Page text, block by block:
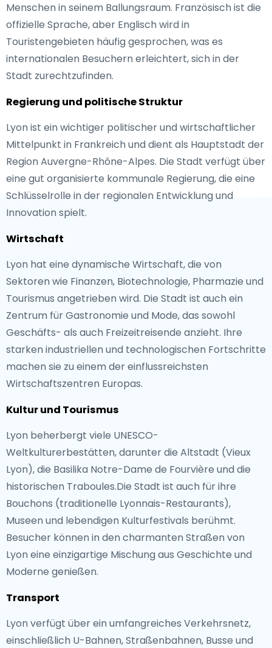
Menschen in seinem Ballungsraum. Französisch ist die
offizielle Sprache, aber Englisch wird in
Touristengebieten häufig gesprochen, was es
internationalen Besuchern erleichtert, sich in der
Stadt zurechtzufinden.
Regierung und politische Struktur
Lyon ist ein wichtiger politischer und wirtschaftlicher
Mittelpunkt in Frankreich und dient als Hauptstadt der
Region Auvergne-Rhône-Alpes. Die Stadt verfügt über
eine gut organisierte kommunale Regierung, die eine
Schlüsselrolle in der regionalen Entwicklung und
Innovation spielt.
Wirtschaft
Lyon hat eine dynamische Wirtschaft, die von
Sektoren wie Finanzen, Biotechnologie, Pharmazie und
Tourismus angetrieben wird. Die Stadt ist auch ein
Zentrum für Gastronomie und Mode, das sowohl
Geschäfts- als auch Freizeitreisende anzieht. Ihre
starken industriellen und technologischen Fortschritte
machen sie zu einem der einflussreichsten
Wirtschaftszentren Europas.
Kultur und Tourismus
Lyon beherbergt viele UNESCO-
Weltkulturerbestätten, darunter die Altstadt (Vieux
Lyon), die Basilika Notre-Dame de Fourvière und die
historischen Traboules.Die Stadt ist auch für ihre
Bouchons (traditionelle Lyonnais-Restaurants),
Museen und lebendigen Kulturfestivals berühmt.
Besucher können in den charmanten Straßen von
Lyon eine einzigartige Mischung aus Geschichte und
Moderne genießen.
Transport
Lyon verfügt über ein umfangreiches Verkehrsnetz,
einschließlich U-Bahnen, Straßenbahnen, Busse und